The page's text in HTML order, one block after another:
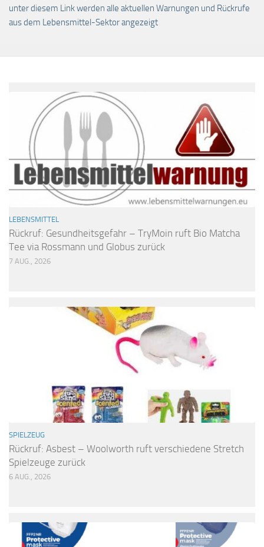
unter diesem Link werden alle aktuellen Warnungen und Rückrufe
aus dem Lebensmittel-Sektor angezeigt
LEBENSMITTEL
Rückruf: Gesundheitsgefahr – TryMoin ruft Bio Matcha
Tee via Rossmann und Globus zurück
7 AUG., 2026
SPIELZEUG
Rückruf: Asbest – Woolworth ruft verschiedene Stretch
Spielzeuge zurück
6 AUG., 2026